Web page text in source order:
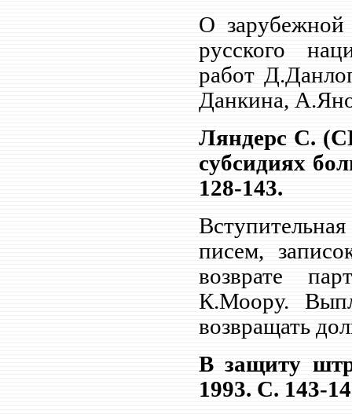
О зарубежной
русского
работ
Данкина,
Ляндерс С.
субсидиях
128-143.
писем,
возврате
К.Моору.
возвращать
В защиту
1993. С. 143-